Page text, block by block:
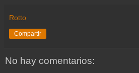
Rotto
Compartir
No hay comentarios: